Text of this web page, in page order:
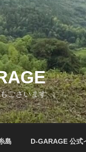
ございます
島 D-GARAGE 公式